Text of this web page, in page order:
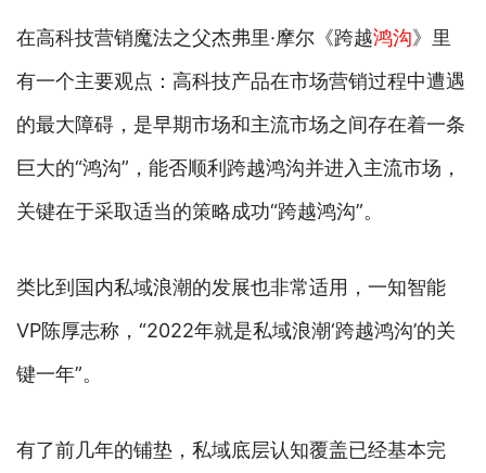
在高科技营销魔法之父杰弗里·摩尔《跨越鸿沟》里
有一个主要观点：高科技产品在市场营销过程中遭遇
的最大障碍，是早期市场和主流市场之间存在着一条
巨大的“鸿沟”，能否顺利跨越鸿沟并进入主流市场，
关键在于采取适当的策略成功“跨越鸿沟”。
类比到国内私域浪潮的发展也非常适用，一知智能
VP陈厚志称，“2022年就是私域浪潮‘跨越鸿沟’的关
键一年”。
有了前几年的铺垫，私域底层认知覆盖已经基本完